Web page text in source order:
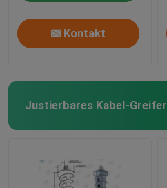
Kontakt
Justierbares Kabel-Greifer